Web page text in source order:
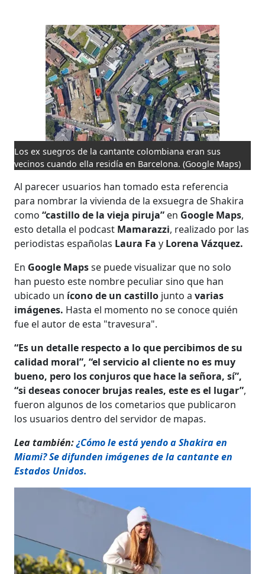
Los ex suegros de la cantante colombiana eran sus
vecinos cuando ella residía en Barcelona.(Google Maps)
Al parecer usuarios han tomado esta referencia
para nombrar la vivienda de la exsuegra de Shakira
como“castillo de la vieja piruja” en Google Maps,
esto detalla el podcast Mamarazzi, realizado por las
periodistas españolas Laura Fa y Lorena Vázquez.
En Google Mapsse puede visualizar que no solo
han puesto este nombre peculiar sino que han
ubicado un ícono de un castillo junto avarias
imágenes. Hasta el momento no se conoce quién
fue el autor de esta "travesura".
“Es un detalle respecto a lo que percibimos de su
calidad moral”, “el servicio al cliente no es muy
bueno, pero los conjuros que hace la señora, sí”,
“si deseas conocer brujas reales, este es el lugar”,
fueron algunos de los cometarios que publicaron
los usuarios dentro del servidor de mapas.
Lea también:¿Cómo le está yendo a Shakira en
Miami? Se difunden imágenes de la cantante en
Estados Unidos.